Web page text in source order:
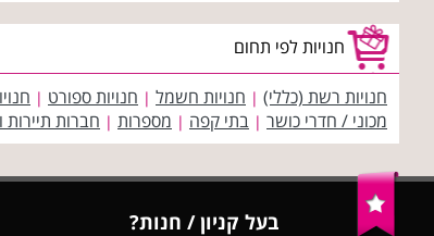
חנויות לפי תחום
חנויות רשת (כללי) | חנויות חשמל | חנויות ספורט |
מכוני / חדרי כושר | בתי קפה | מספרות | חברות תיירות
בעל קניון / חנות?